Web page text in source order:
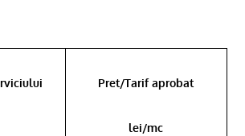
Pret/Tarif aprobat
lei/mc